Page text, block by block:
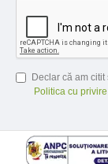
Declar că am
Politica cu